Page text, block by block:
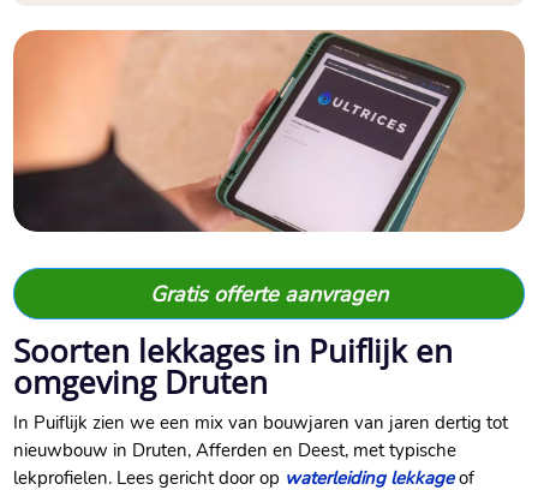
Gratis offerte aanvragen
Soorten lekkages in Puiflijk en
omgeving Druten
In Puiflijk zien we een mix van bouwjaren van jaren dertig tot
nieuwbouw in Druten, Afferden en Deest, met typische
lekprofielen. Lees gericht door op waterleiding lekkageof